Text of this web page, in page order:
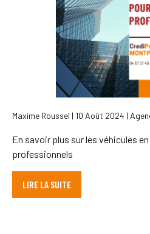
Maxime Roussel | 10 Août 2024 |
En savoir plus sur les véhicules
professionnels
LIRE LA SUITE